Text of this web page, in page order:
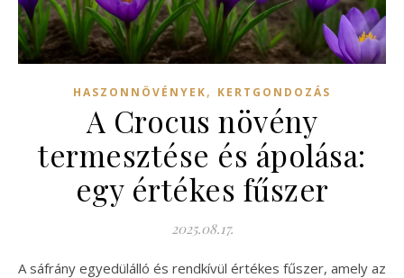
HASZONNÖVÉNYEK, KERTGONDOZÁS
A Crocus növény
termesztése és ápolása:
egy értékes fűszer
2025.08.17.
A sáfrány egyedülálló és rendkívül értékes fűszer, amely az